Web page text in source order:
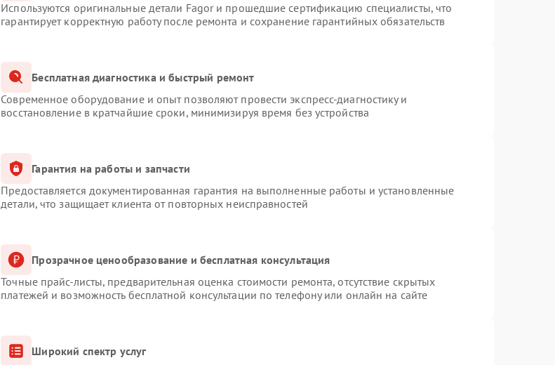
Используются оригинальные детали Fagor и прошедшие сертификацию специалисты, что
гарантирует корректную работу после ремонта и сохранение гарантийных обязательств
Бесплатная диагностика и быстрый ремонт
Современное оборудование и опыт позволяют провести экспресс-диагностику и
восстановление в кратчайшие сроки, минимизируя время без устройства
Гарантия на работы и запчасти
Предоставляется документированная гарантия на выполненные работы и установленные
детали, что защищает клиента от повторных неисправностей
Прозрачное ценообразование и бесплатная консультация
Точные прайс-листы, предварительная оценка стоимости ремонта, отсутствие скрытых
платежей и возможность бесплатной консультации по телефону или онлайн на сайте
Широкий спектр услуг